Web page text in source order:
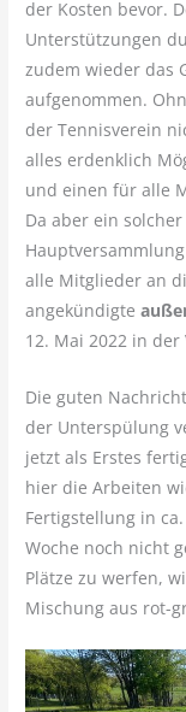
der Kosten bevor.
Unterstützungen
zudem wieder das
aufgenommen.
der Tennisverein
alles erdenklich
und einen für alle
Da aber ein
alle Mitglieder an
angekündigte
12. Mai 2022 in
Die guten
der Unterspülung
jetzt als Erstes
hier die Arbeiten
Fertigstellung in
Woche noch nicht
Plätze zu werfen,
Mischung aus rot-